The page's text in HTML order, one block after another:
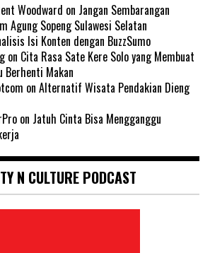
Woodward on Jangan Sembarangan
Agung Sopeng Sulawesi Selatan
Isi Konten dengan BuzzSumo
on Cita Rasa Sate Kere Solo yang Membuat
Berhenti Makan
on Alternatif Wisata Pendakian Dieng
on Jatuh Cinta Bisa Mengganggu
N CULTURE PODCAST